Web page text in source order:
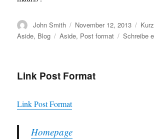
Autor
John Smith
Veröffentlicht
am
November 12, 2013
Aside, Blog Schlagwörter
Aside, Post format Schreibe
Link Post Format
Link Post Format
Homepage